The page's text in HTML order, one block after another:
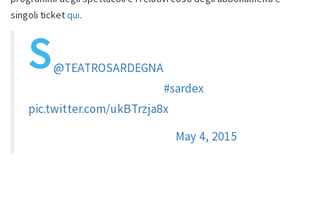
singoli ticketqui.
S @TEATROSARDEGNA
#sardex
pic.twitter.com/ukBTrzja8x
May 4, 2015